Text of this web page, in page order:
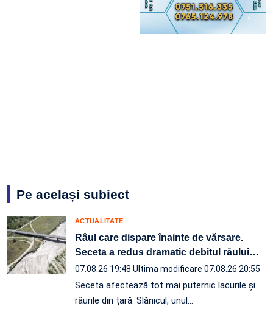
Pe același subiect
ACTUALITATE
Râul care dispare înainte de vărsare.
Seceta a redus dramatic debitul râului…
07.08.26 19:48 Ultima modificare 07.08.26 20:55
Seceta afectează tot mai puternic lacurile și
râurile din țară. Slănicul, unul…